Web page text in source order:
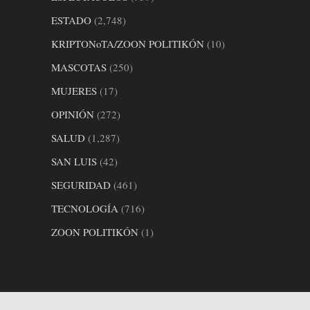
ESTADO (2,748)
KRIPTONoTA/ZOON POLITIKÓN (10)
MASCOTAS (250)
MUJERES (17)
OPINIÓN (272)
SALUD (1,287)
SAN LUIS (42)
SEGURIDAD (461)
TECNOLOGÍA (716)
ZOON POLITIKÓN (1)